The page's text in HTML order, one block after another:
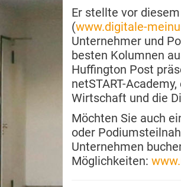
Er stellte vor
(www.digitale-
Unternehmer und
besten Kolumnen
Huffington Post
netSTART-
Wirtschaft und die
Möchten Sie auch
oder
Unternehmen
Möglichkeiten: